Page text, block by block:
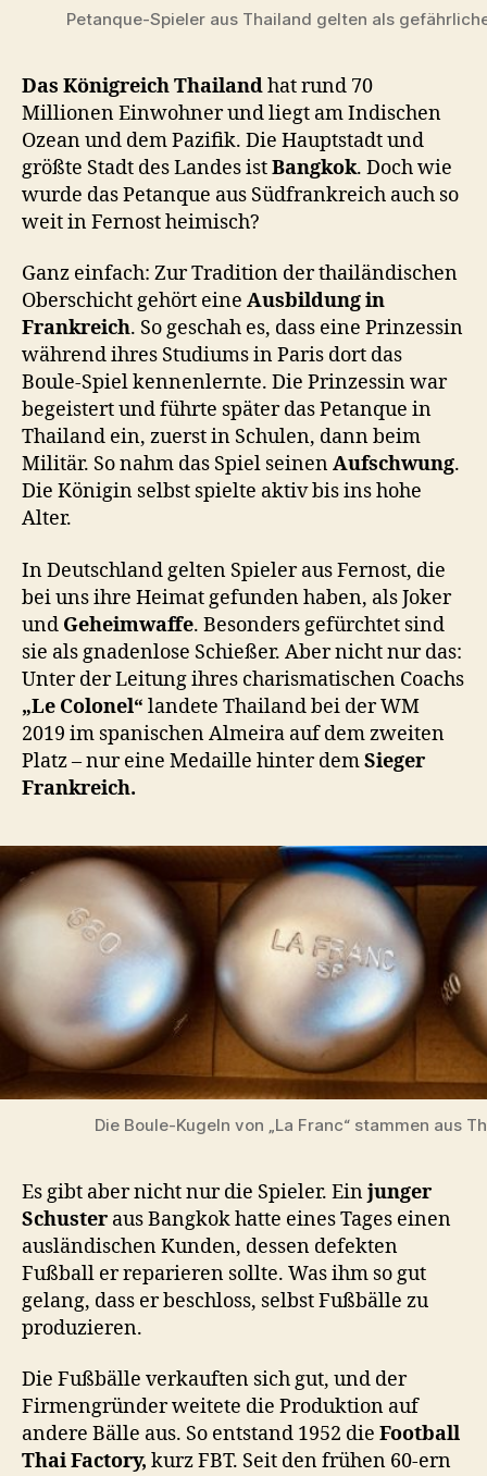
Petanque-Spieler aus Thailand gelten als
Das Königreich Thailandhat rund 70
Millionen Einwohner und liegt am Indischen
Ozean und dem Pazifik. Die Hauptstadt und
größte Stadt des Landes istBangkok. Doch wie
wurde das Petanque aus Südfrankreich auch so
weit in Fernost heimisch?
Ganz einfach: Zur Tradition der thailändischen
Oberschicht gehört eine Ausbildung in
Frankreich. So geschah es, dass eine Prinzessin
während ihres Studiums in Paris dort das
Boule-Spiel kennenlernte. Die Prinzessin war
begeistert und führte später das Petanque in
Thailand ein, zuerst in Schulen, dann beim
Militär. So nahm das Spiel seinenAufschwung.
Die Königin selbst spielte aktiv bis ins hohe
Alter.
In Deutschland gelten Spieler aus Fernost, die
bei uns ihre Heimat gefunden haben, als Joker
und Geheimwaffe. Besonders gefürchtet sind
sie als gnadenlose Schießer. Aber nicht nur das:
Unter der Leitung ihres charismatischen Coachs
„Le Colonel“ landete Thailand bei der WM
2019 im spanischen Almeira auf dem zweiten
Platz – nur eine Medaille hinter demSieger
Frankreich.
Die Boule-Kugeln von „La Franc“ stammen aus
Es gibt aber nicht nur die Spieler. Einjunger
Schuster aus Bangkok hatte eines Tages einen
ausländischen Kunden, dessen defekten
Fußball er reparieren sollte. Was ihm so gut
gelang, dass er beschloss, selbst Fußbälle zu
produzieren.
Die Fußbälle verkauften sich gut, und der
Firmengründer weitete die Produktion auf
andere Bälle aus. So entstand 1952 die Football
Thai Factory, kurz FBT. Seit den frühen 60-ern